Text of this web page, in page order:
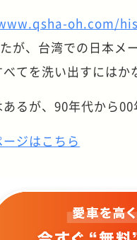
oh.com/
が、台湾での日本メ
てを洗い出すにはか
るが、90年代から
ジはこちら